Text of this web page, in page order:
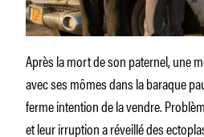
Après la mort de son paternel, une
avec ses mômes dans la baraque
ferme intention de la vendre.
et leur irruption a réveillé des